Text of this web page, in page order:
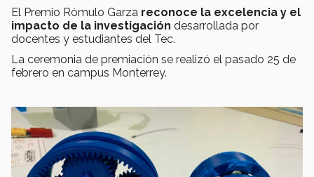
El Premio Rómulo Garza reconoce la excelencia y el
impacto de la investigación desarrollada por
docentes y estudiantes del Tec.
La ceremonia de premiación se realizó el pasado 25 de
febrero en campus Monterrey.